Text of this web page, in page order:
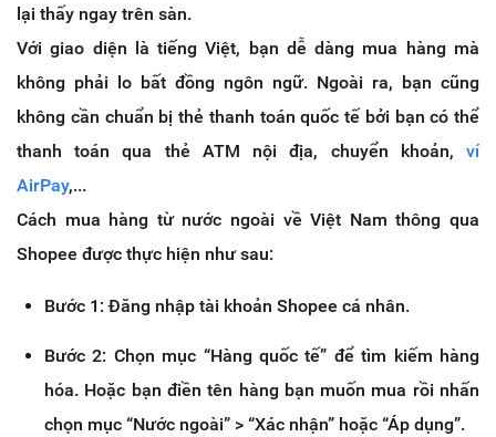
lại thấy ngay trên sàn.
Với giao diện là tiếng Việt, bạn dễ dàng mua hàng mà
không phải lo bất đồng ngôn ngữ. Ngoài ra, bạn cũng
không cần chuẩn bị thẻ thanh toán quốc tế bởi bạn có thể
thanh toán qua thẻ ATM nội địa, chuyển khoản, ví
AirPay,...
Cách mua hàng từ nước ngoài về Việt Nam thông qua
Shopee được thực hiện như sau:
Bước 1: Đăng nhập tài khoản Shopee cá nhân.
Bước 2: Chọn mục “Hàng quốc tế” để tìm kiếm hàng
hóa. Hoặc bạn điền tên hàng bạn muốn mua rồi nhấn
chọn mục “Nước ngoài” > “Xác nhận” hoặc “Áp dụng”.